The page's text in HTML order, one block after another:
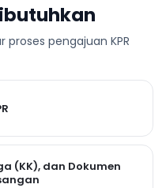
pengajuan KPR
(KK), dan Dokumen